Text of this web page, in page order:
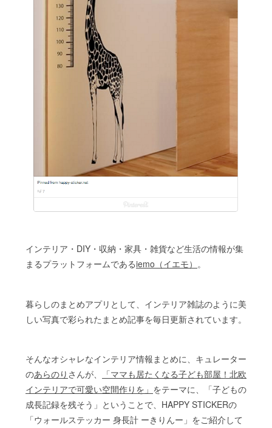
インテリア・DIY・収納・家具・雑貨など生活の情報が集
まるプラットフォームであるiemo（イエモ） 。
暮らしのまとめアプリとして、インテリア雑誌のように美
しい写真で彩られたまとめ記事を毎日更新されています。
そんなオシャレなインテリア情報まとめに、キュレーター
のあらのり さんが、
「ママも居たくなる子ども部屋！北欧
インテリアで可愛い空間作りを」 をテーマに、「子どもの
成長記録を残そう」ということで、HAPPY STICKERの
「ウォールステッカー 身長計 ーきりんー」をご紹介して